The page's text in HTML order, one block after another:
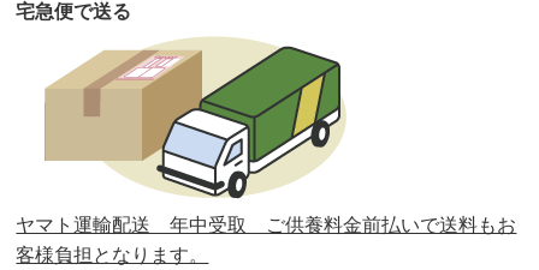
第33回人形供養祭
第32回人形供養祭 令和元年6月12日(水)
第31回人形供養祭 平成31年3月13日(水)
第30回人形供養祭平成30年11月28日(水)
第29回人形供養祭平成30年5月23日(水)
宅急便で送る
ヤマト運輸配送 年中受取 ご供養料金前払いで送料もお
客様負担となります。